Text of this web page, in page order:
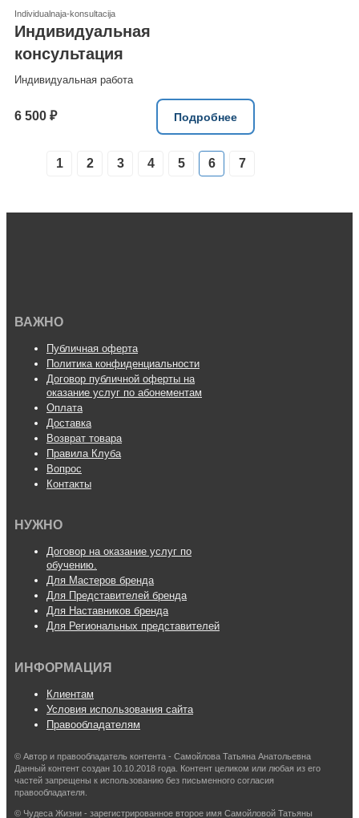
Individualnaja-konsultacija
Индивидуальная
консультация
Индивидуальная работа
6 500 ₽ Подробнее
1 2 3 4 5 6 7
ВАЖНО
Публичная оферта
Политика конфиденциальности
Договор публичной оферты на
оказание услуг по абонементам
Оплата
Доставка
Возврат товара
Правила Клуба
Вопрос
Контакты
НУЖНО
Договор на оказание услуг по
обучению.
Для Мастеров бренда
Для Представителей бренда
Для Наставников бренда
Для Региональных представителей
ИНФОРМАЦИЯ
Клиентам
Условия использования сайта
Правообладателям
© Автор и правообладатель контента - Самойлова Татьяна Анатольевна
Данный контент создан 10.10.2018 года. Контент целиком или любая из его
частей запрещены к использованию без письменного согласия
правообладателя.
© Чудеса Жизни - зарегистрированное второе имя Самойловой Татьяны